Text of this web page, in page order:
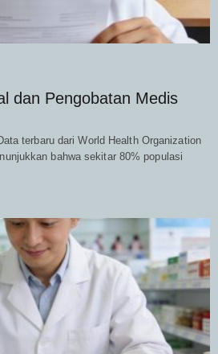
dan Pengobatan Medis
terbaru dari World Health Organization
bahwa sekitar 80% populasi